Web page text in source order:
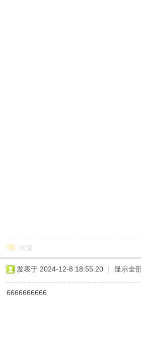
回复
发表于 2024-12-8 18:55:20 | 显示全
6666666666